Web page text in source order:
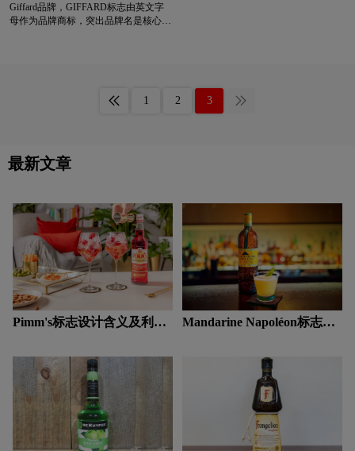
巧克力logo设计 清洁用品logo设计
石油logo设计 师范logo设计 食品logo设计
手表logo设计 生活用纸logo设计
S字母汉字酒店logo设计 S字母酒店logo设计
深绿色logo设计 深蓝色logo设计
深红色logo设计 图书馆logo设计
涂料logo设计
Giffard品牌，‌‌‌GIFFARD标志由英文字
母作为品牌商标，突出品牌名是核心识
1 2 3
最新文章
Pimm's标志设计含义及利口
Mandarine Napoléon标志设